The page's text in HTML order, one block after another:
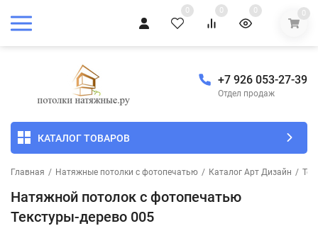
0 0 0 0
+7 926 053-27-39
Отдел продаж
КАТАЛОГ ТОВАРОВ
Главная / Натяжные потолки с фотопечатью / Каталог Арт Дизайн /
Натяжной потолок с фотопечатью
Текстуры-дерево 005